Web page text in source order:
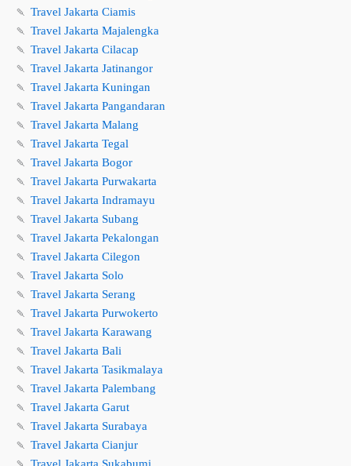
🍡 Travel Jakarta Ciamis
🍡 Travel Jakarta Majalengka
🍡 Travel Jakarta Cilacap
🍡 Travel Jakarta Jatinangor
🍡 Travel Jakarta Kuningan
🍡 Travel Jakarta Pangandaran
🍡 Travel Jakarta Malang
🍡 Travel Jakarta Tegal
🍡 Travel Jakarta Bogor
🍡 Travel Jakarta Purwakarta
🍡 Travel Jakarta Indramayu
🍡 Travel Jakarta Subang
🍡 Travel Jakarta Pekalongan
🍡 Travel Jakarta Cilegon
🍡 Travel Jakarta Solo
🍡 Travel Jakarta Serang
🍡 Travel Jakarta Purwokerto
🍡 Travel Jakarta Karawang
🍡 Travel Jakarta Bali
🍡 Travel Jakarta Tasikmalaya
🍡 Travel Jakarta Palembang
🍡 Travel Jakarta Garut
🍡 Travel Jakarta Surabaya
🍡 Travel Jakarta Cianjur